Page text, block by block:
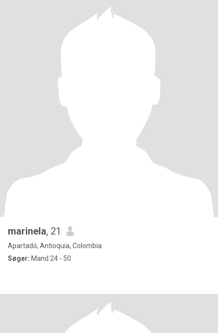
marinela, 21
Apartadó, Antioquia, Colombia
Søger: Mand 24 - 50